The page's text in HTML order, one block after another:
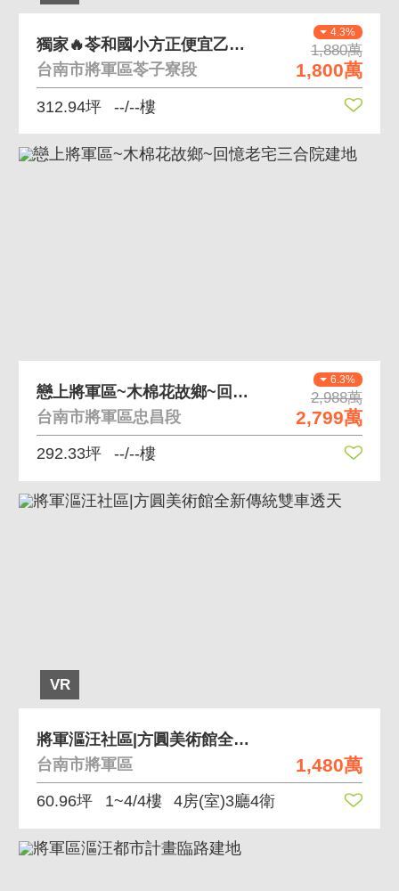
4.3%
1,880萬
1,800萬
獨家🔥苓和國小方正便宜乙建313
台南市將軍區苓子寮段
312.94坪 --/--樓
6.3%
2,988萬
2,799萬
戀上將軍區~木棉花故鄉~回憶老宅三合院建地
台南市將軍區忠昌段
292.33坪 --/--樓
VR
1,480萬
將軍漚汪社區|方圓美術館全新傳統雙車透天
台南市將軍區
60.96坪 1~4/4樓 4房(室)3廳4衛